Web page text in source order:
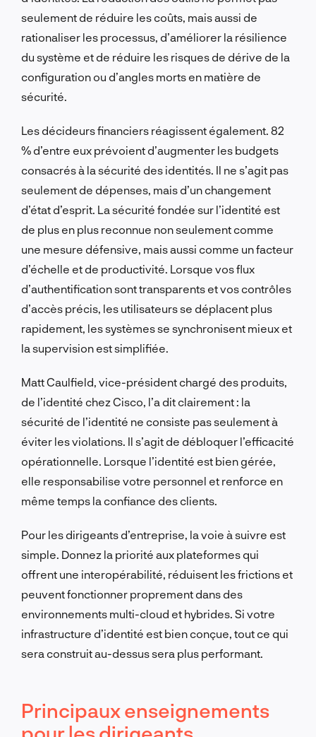
seulement de réduire les coûts, mais aussi de
rationaliser les processus, d’améliorer la résilience
du système et de réduire les risques de dérive de la
configuration ou d’angles morts en matière de
sécurité.
Les décideurs financiers réagissent également. 82
% d’entre eux prévoient d’augmenter les budgets
consacrés à la sécurité des identités. Il ne s’agit pas
seulement de dépenses, mais d’un changement
d’état d’esprit. La sécurité fondée sur l’identité est
de plus en plus reconnue non seulement comme
une mesure défensive, mais aussi comme un facteur
d’échelle et de productivité. Lorsque vos flux
d’authentification sont transparents et vos contrôles
d’accès précis, les utilisateurs se déplacent plus
rapidement, les systèmes se synchronisent mieux et
la supervision est simplifiée.
Matt Caulfield, vice-président chargé des produits,
de l’identité chez Cisco, l’a dit clairement : la
sécurité de l’identité ne consiste pas seulement à
éviter les violations. Il s’agit de débloquer l’efficacité
opérationnelle. Lorsque l’identité est bien gérée,
elle responsabilise votre personnel et renforce en
même temps la confiance des clients.
Pour les dirigeants d’entreprise, la voie à suivre est
simple. Donnez la priorité aux plateformes qui
offrent une interopérabilité, réduisent les frictions et
peuvent fonctionner proprement dans des
environnements multi-cloud et hybrides. Si votre
infrastructure d’identité est bien conçue, tout ce qui
sera construit au-dessus sera plus performant.
Principaux enseignements